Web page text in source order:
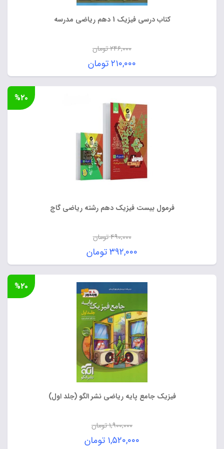
کتاب درسی فیزیک 1 دهم ریاضی مدرسه
۲۴۶,۰۰۰تومان
قیمت
اصلی:
۲۴۶,۰۰۰ تومان
بود.
۲۱۰,۰۰۰تومان
قیمت
فعلی:
۲۱۰,۰۰۰ تومان.
فرمول بیست فیزیک دهم رشته ریاضی گاج
۴۹۰,۰۰۰تومان
قیمت
اصلی:
۴۹۰,۰۰۰ تومان
بود.
۳۹۲,۰۰۰تومان
قیمت
فعلی:
۳۹۲,۰۰۰ تومان.
%۲۰
فیزیک جامع پایه ریاضی نشر الگو (جلد اول)
۱,۹۰۰,۰۰۰تومان
قیمت۱,۵۲۰,۰۰۰ تومان
%۲۰